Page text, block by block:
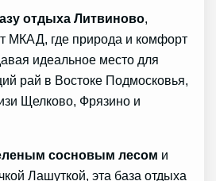
отдыха Литвиново,
МКАД, где природа и комфорт
идеальное место для
рай в Востоке Подмосковья,
Щелково, Фрязино и
сосновым лесом и
Лашуткой, эта база отдыха